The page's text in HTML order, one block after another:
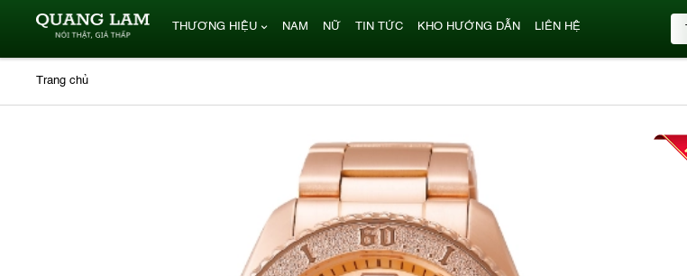
THƯƠNG HIỆU NAM NỮ TIN TỨC KHO HƯỚNG DẪN LIÊN HỆ
Trang chủ